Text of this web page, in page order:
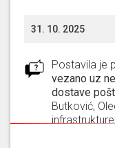
31. 10. 2025
Postavila je
vezano uz
dostave
Butković,